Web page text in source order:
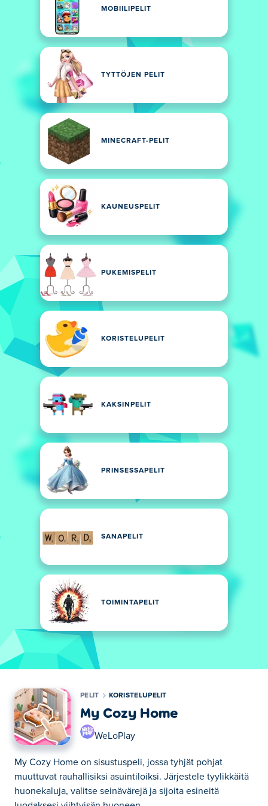
MOBIILIPELIT
TYTTÖJEN PELIT
MINECRAFT-PELIT
KAUNEUSPELIT
PUKEMISPELIT
KORISTELUPELIT
KAKSINPELIT
PRINSESSAPELIT
SANAPELIT
TOIMINTAPELIT
PELIT KORISTELUPELIT
My Cozy Home
WeLoPlay
My Cozy Home on sisustuspeli, jossa tyhjät pohjat
muuttuvat rauhallisiksi asuintiloiksi. Järjestele tyylikkäitä
huonekaluja, valitse seinävärejä ja sijoita esineitä